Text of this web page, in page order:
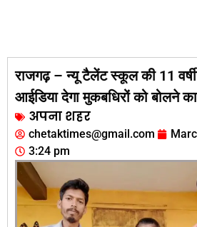
राजगढ़ – न्यू टैलेंट स्कूल की 11
आईडिया देगा मुकबधिरों को बोलने
अपना शहर
chetaktimes@gmail.com
3:24 pm